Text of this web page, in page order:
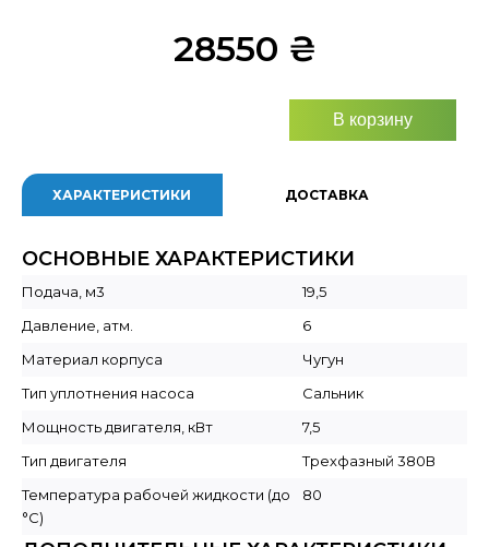
28550 ₴
В корзину
ХАРАКТЕРИСТИКИ ДОСТАВКА
ОСНОВНЫЕ ХАРАКТЕРИСТИКИ
Подача, м3
19,5
Давление, атм.
6
Материал корпуса
Чугун
Тип уплотнения насоса
Сальник
Мощность двигателя, кВт
7,5
Тип двигателя
Трехфазный 380В
Температура рабочей жидкости (до
°C)
80